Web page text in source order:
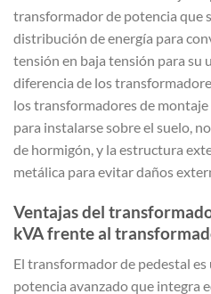
transformador de potencia que
distribución de energía para
tensión en baja tensión para su
diferencia de los
los transformadores de
para instalarse sobre el suelo,
de hormigón, y la estructura
metálica para evitar daños
Ventajas del
kVA frente al
El transformador de pedestal
potencia avanzado que integra